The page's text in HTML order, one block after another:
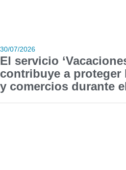
30/07/2026
El servicio
contribuye a proteger
y comercios durante